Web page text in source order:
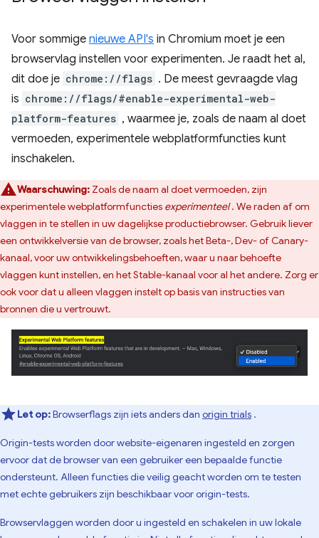
Voor sommige nieuwe API's in Chromium moet je een
browservlag instellen voor experimenten. Je raadt het al,
dit doe je chrome://flags . De meest gevraagde vlag
is chrome://flags/#enable-experimental-web-
platform-features , waarmee je, zoals de naam al doet
vermoeden, experimentele webplatformfuncties kunt
inschakelen.
Waarschuwing: Zoals de naam al doet vermoeden, zijn
experimentele webplatformfuncties experimenteel. We raden af ​​om
vlaggen in te stellen in uw dagelijkse productiebrowser. Gebruik liever
een ontwikkelversie van de browser, zoals het Beta-, Dev- of Canary-
kanaal, voor uw ontwikkelingsbehoeften, waar u naar behoefte
vlaggen kunt instellen, en het Stable-kanaal voor al het andere. Zorg er
ook voor dat u alleen vlaggen instelt op basis van instructies van
bronnen die u vertrouwt.
Let op:Browserflags zijn iets anders dan origin trials .
Origin-tests worden door website-eigenaren ingesteld en zorgen
ervoor dat de browser van een gebruiker een bepaalde functie
ondersteunt. Alleen functies die veilig geacht worden om te testen
met echte gebruikers zijn beschikbaar voor origin-tests.
Browservlaggen worden door u ingesteld en schakelen in uw lokale